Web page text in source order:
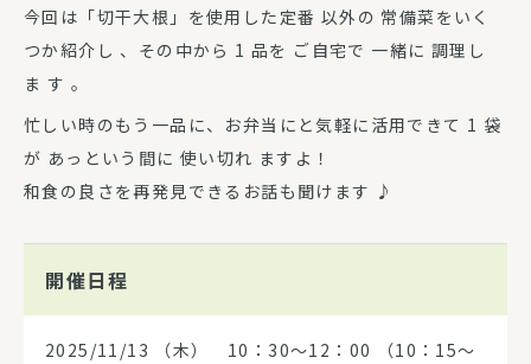
今回は「切干大根」を使用した定番 以外の 常備菜をいく
つか紹介し 、その中から 1 品を ご自宅で 一緒に 調理し
ま す 。
忙しい時のもう一品に、お弁当にと気軽に活用できて 1 袋
が あっという間に 使い切れ ますよ！
和食の良さを再発見できるお話も聞けます ♪
開催日程
2025/11/13
（木） 10：30～12：00 （10：15～